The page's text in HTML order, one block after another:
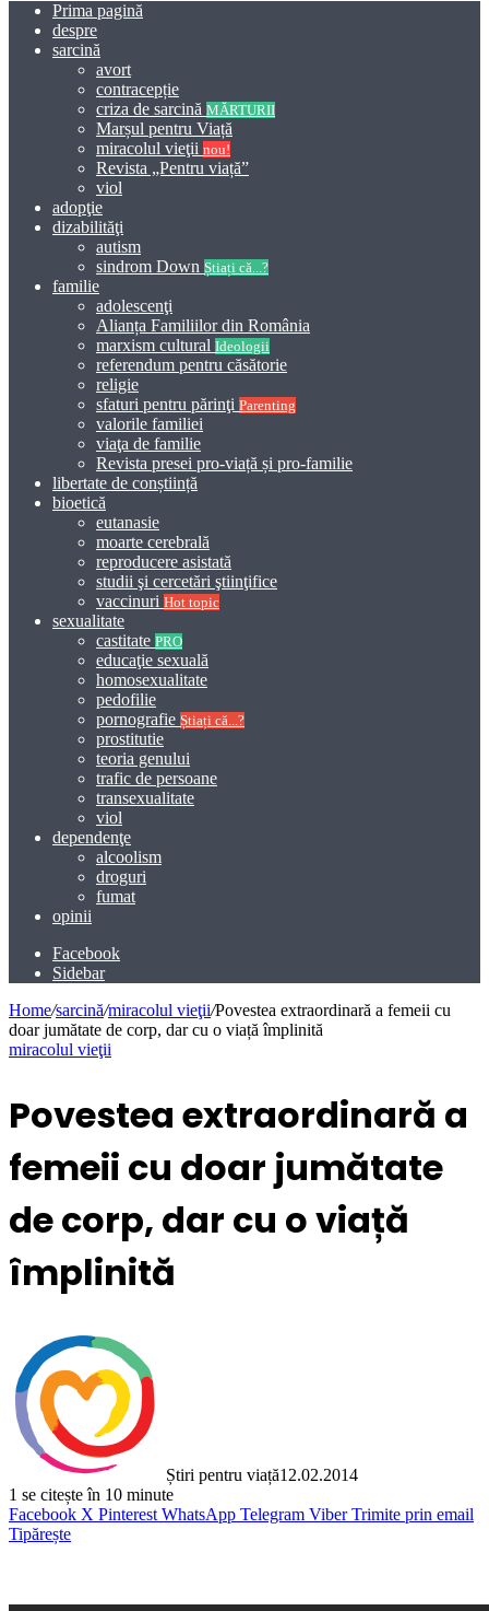
Prima pagină
despre
sarcină
avort
contracepție
criza de sarcină MĂRTURII
Marșul pentru Viață
miracolul vieţii nou!
Revista „Pentru viață”
viol
adopţie
dizabilităţi
autism
sindrom Down Știați că...?
familie
adolescenţi
Alianța Familiilor din România
marxism cultural Ideologii
referendum pentru căsătorie
religie
sfaturi pentru părinţi Parenting
valorile familiei
viaţa de familie
Revista presei pro-viață și pro-familie
libertate de conștiință
bioetică
eutanasie
moarte cerebrală
reproducere asistată
studii şi cercetări ştiinţifice
vaccinuri Hot topic
sexualitate
castitate PRO
educaţie sexuală
homosexualitate
pedofilie
pornografie Știați că...?
prostitutie
teoria genului
trafic de persoane
transexualitate
viol
dependenţe
alcoolism
droguri
fumat
opinii
Facebook
Sidebar
Home/sarcină/miracolul vieţii/Povestea extraordinară a femeii cu
doar jumătate de corp, dar cu o viață împlinită
miracolul vieţii
Povestea extraordinară a
femeii cu doar jumătate
de corp, dar cu o viață
împlinită
Știri pentru viață12.02.2014
1 se citește în 10 minute
Facebook X Pinterest WhatsApp Telegram Viber Trimite prin email
Tipărește